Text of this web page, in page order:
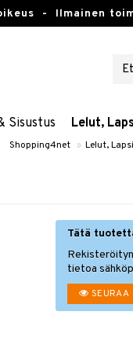
- Ilmainen
Sisustus Lelut,
Shopping4net » Lelut,
Tätä
tietoa
SEURAA